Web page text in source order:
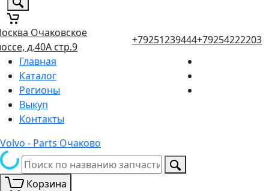
Очаковское
д.40А стр.9
+79251239444+79254222203
Главная
Каталог
Регионы
Выкуп
Контакты
Volvo - Parts Очаково
Корзина